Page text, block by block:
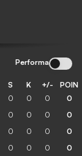
Performa
S K +/- POIN
0 0 0 0
0 0 0 0
0 0 0 0
0 0 0 0